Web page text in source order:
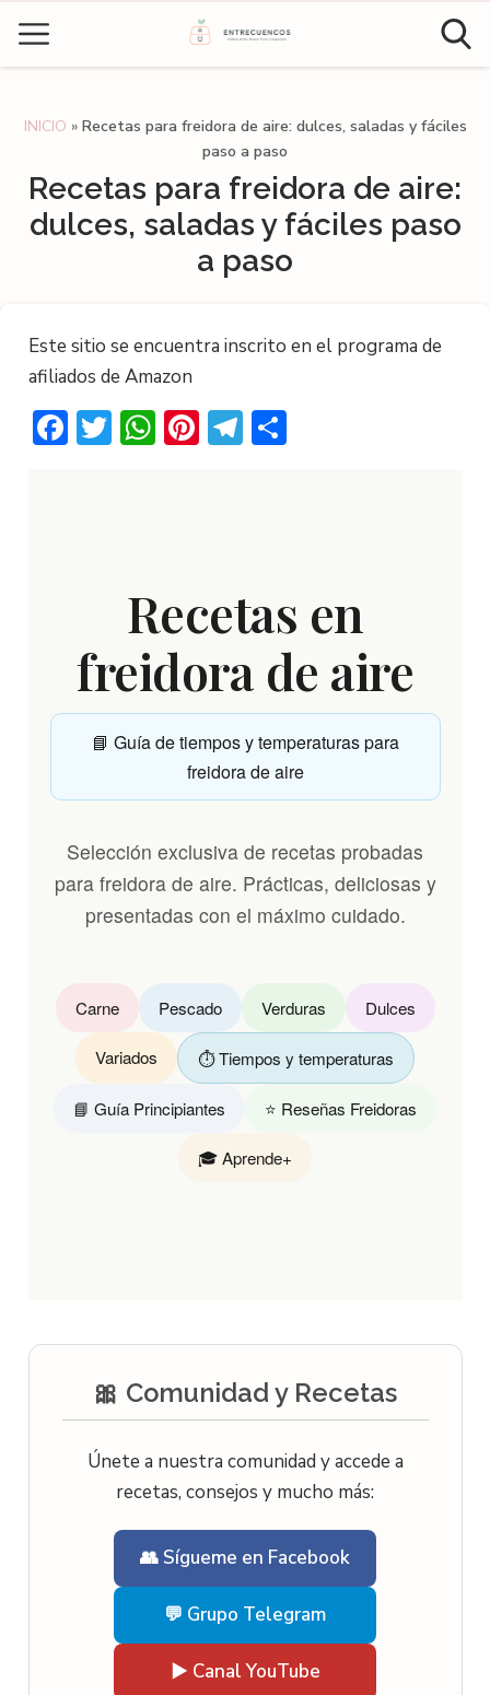
INICIO » Recetas para freidora de aire: dulces, saladas y fáciles
paso a paso
Recetas para freidora de aire:
dulces, saladas y fáciles paso
a paso
Este sitio se encuentra inscrito en el programa de
afiliados de Amazon
Facebook
Twitter
WhatsApp
Pinterest
Telegram
Compartir
Recetas en
freidora de aire
📘 Guía de tiempos y temperaturas para
freidora de aire
Selección exclusiva de recetas probadas
para freidora de aire. Prácticas, deliciosas y
presentadas con el máximo cuidado.
Carne Pescado Verduras Dulces
Variados ⏱️ Tiempos y temperaturas
📘 Guía Principiantes ⭐ Reseñas Freidoras
🎓 Aprende+
🎀 Comunidad y Recetas
Únete a nuestra comunidad y accede a
recetas, consejos y mucho más:
👥 Sígueme en Facebook
💬 Grupo Telegram
▶️ Canal YouTube